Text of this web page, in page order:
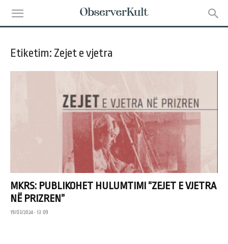
Etiketim: Zejet e vjetra
MKRS: PUBLIKOHET HULUMTIMI “ZEJET E VJETRA
NË PRIZREN”
19/03/2024 • 13:09